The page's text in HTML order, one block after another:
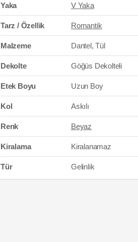
Yaka V Yaka
Tarz / Özellik Romantik
Malzeme Dantel, Tül
Dekolte Göğüs Dekolteli
Etek Boyu Uzun Boy
Kol Askılı
Renk Beyaz
Kiralama Kiralanamaz
Tür Gelinlik